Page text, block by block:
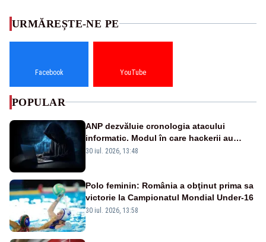
URMĂREȘTE-NE PE
Facebook YouTube
POPULAR
ANP dezvăluie cronologia atacului
informatic. Modul în care hackerii au
pătruns în rețea rămâne necunoscut
30 iul. 2026, 13:48
Polo feminin: România a obţinut prima sa
victorie la Campionatul Mondial Under-16
30 iul. 2026, 13:58